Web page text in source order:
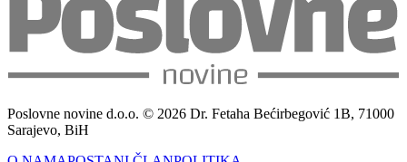
Poslovne novine d.o.o. © 2026 Dr. Fetaha Bećirbegović 1B, 71000
Sarajevo, BiH